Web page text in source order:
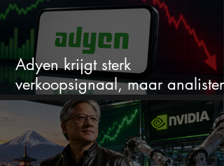
Adyen krijgt sterk
verkoopsignaal, maar analisten
zien juist een koopkans